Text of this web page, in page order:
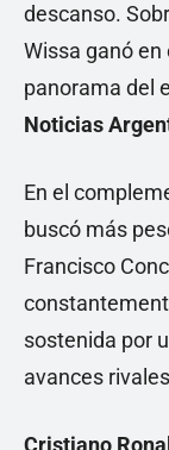
descanso.
Wissa ganó en
panorama del
Noticias
En el
buscó más
Francisco
sostenida por
avances
Cristiano